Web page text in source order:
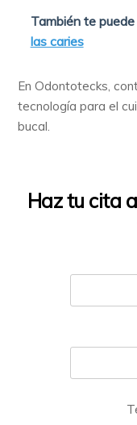
También te
las caries
En Odontotecks,
tecnología para el
bucal.
Haz tu cita al